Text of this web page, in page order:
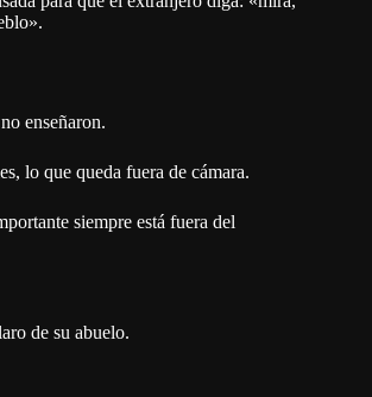
enseñaron.
lo que queda fuera de cámara.
siempre está fuera del
de su abuelo.